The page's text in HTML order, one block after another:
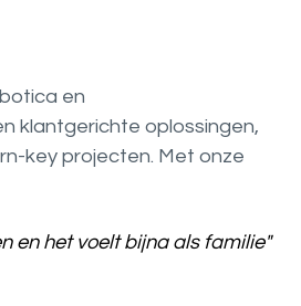
en
klantgerichte oplossingen,
key projecten. Met onze
en het voelt bijna als familie"